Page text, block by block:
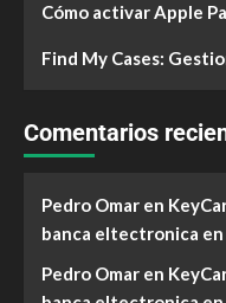
Cómo activar Apple
Find My Cases:
Comentarios
Pedro Omar en
banca eltectronica en
Pedro Omar en